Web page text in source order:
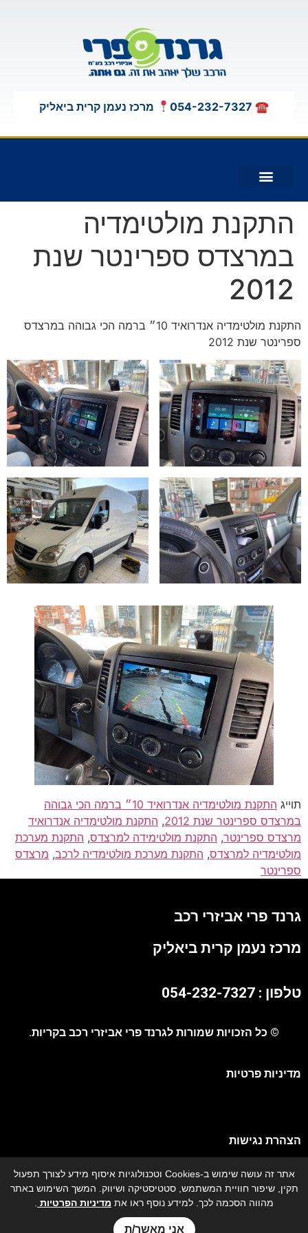
☎ 054-232-7327 מרכז נעמן קרית ביאליק
התקנת מולטימדיה
במרצדס ספרינטר שנת
2012
התקנת מולטימדיה אנדרואיד 10״ ברמה הכי גבוהה במרצדס
ספרינטר שנת 2012
תוייג
התקנת מולטימדיה אנדרואיד 10״ ברמה הכי גבוהה
במרצדס ספרינטר שנת 2012
, התקנת מולטימדיה אנדרואיד
מרצדס ספרינטר, התקנת מולטימידה למרצדס, התקנת מערכת
מולטימדיה למרצדס, התקנת מערכת מולטימדיה לרכב, מרצדס
ספרינטר
גרנד פרי אביזרי רכב
מרכז נעמן קרית ביאליק
טלפון : 054-232-7327
© כל הזכויות שמורות לגרנד פרי אביזרי רכב בקריות.
אתר זה עושה שימוש ב-Cookies וטכנולוגיות איסוף מידע לצורך תפעול
תקין, שיפור חוויית המשתמש, סטטיסטיקה ושיווק. המשך השימוש באתר
מהווה הסכמה לכך. למידע נוסף ראו את מדיניות הפרטיות
אני מאשר/ת
מדיניות פרטיות
הצהרת נגישות
מפת אתר
גרנד פרי אביזרי רכב - מתקין מורשה איתורן בצפון